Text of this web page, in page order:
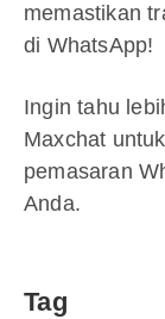
memastikan
di WhatsApp!
Ingin tahu
Maxchat
pemasaran
Anda.
Tag